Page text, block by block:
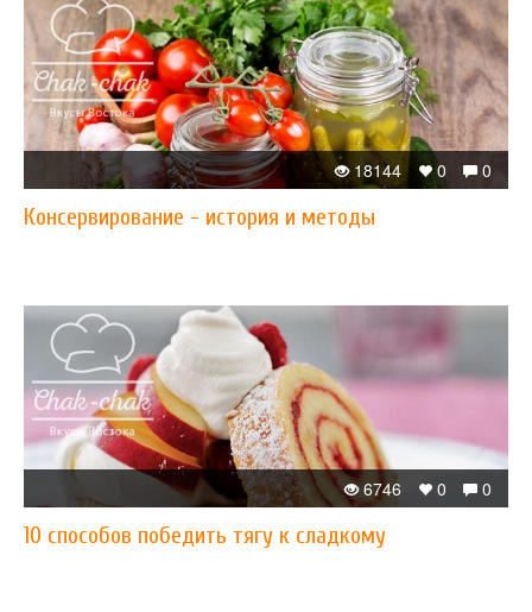
0
0
18144
Консервирование - история и методы
0
0
6746
10 способов победить тягу к сладкому